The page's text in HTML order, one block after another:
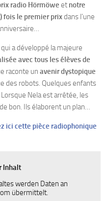
radio Hörmöwe et notre
fois le premier prixdans l’une
a développé la majeure
avec tous les élèves de
raconte un avenir dystopique
des robots. Quelques enfants
Nela est arrêtée, les
bon. Ils élaborent un plan…
ici cette pièce radiophonique
Inhalt
werden Daten an
übermittelt.